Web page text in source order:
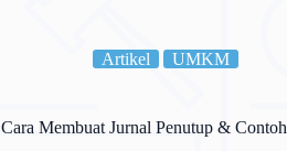
Artikel UMKM
Cara Membuat Jurnal Penutup & Contoh